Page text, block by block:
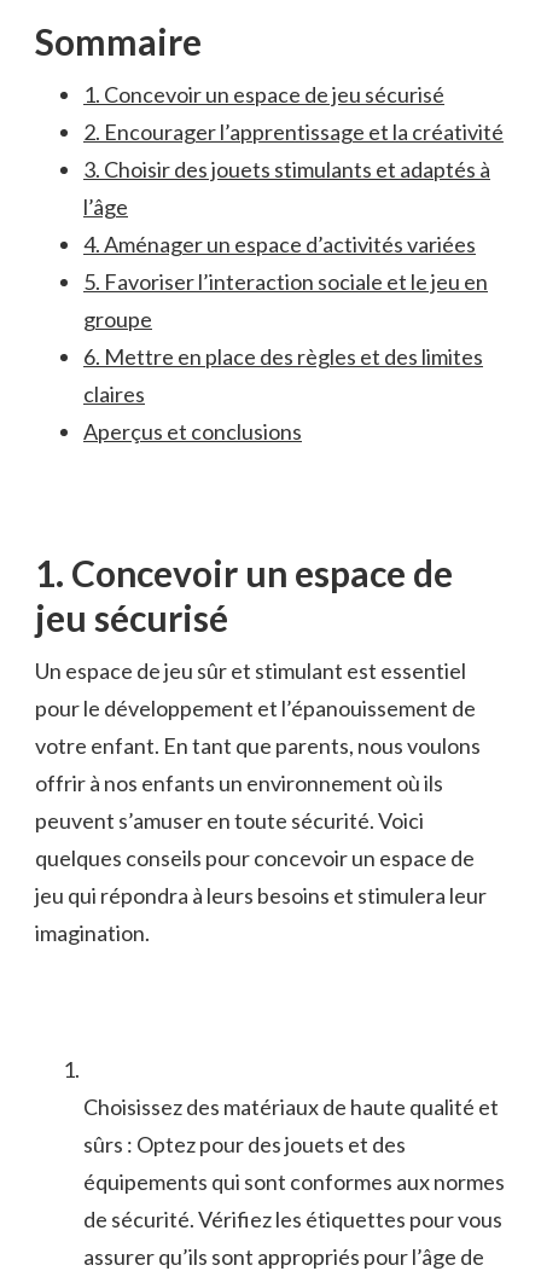
Sommaire
1.‍ Concevoir un⁣ espace de jeu sécurisé
2.‍ Encourager​ l’apprentissage et ⁢la créativité
3. Choisir ⁣des jouets stimulants et ⁤adaptés ​à
l’âge
4. ⁣Aménager un espace d’activités variées
5. Favoriser l’interaction ‌sociale et‍ le jeu en
groupe
6. ​Mettre ⁢en ⁤place ‍des règles et des‍ limites
claires
Aperçus et conclusions
1. ‍Concevoir un espace de
⁤jeu sécurisé
Un espace ‌de jeu⁣ sûr et stimulant est essentiel
pour le développement et⁤ l’épanouissement⁢ de
votre⁢ enfant. En tant que ⁢parents,‌ nous voulons
⁢offrir à nos enfants ​un environnement⁣ où ⁣ils ​
peuvent s’amuser en toute sécurité. Voici
quelques⁤ conseils pour concevoir un⁣ espace de⁤
jeu qui répondra à leurs besoins et ⁢stimulera leur
imagination.
Choisissez‍ des matériaux de⁣ haute qualité ⁤et‍
sûrs ⁣: Optez pour‌ des jouets et⁤ des
équipements ⁤qui‍ sont conformes aux​ normes
de sécurité. Vérifiez les étiquettes pour vous‌
assurer qu’ils sont appropriés‍ pour l’âge ‌de